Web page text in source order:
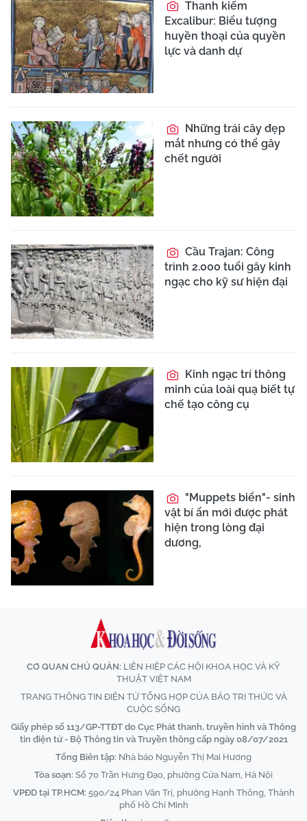
Thanh kiếm
Excalibur: Biểu tượng
huyền thoại của quyền
lực và danh dự
Những trái cây đẹp
mắt nhưng có thể gây
chết người
Cầu Trajan: Công
trình 2.000 tuổi gây kinh
ngạc cho kỹ sư hiện đại
Kinh ngạc trí thông
minh của loài quạ biết tự
chế tạo công cụ
"Muppets biển"- sinh
vật bí ẩn mới được phát
hiện trong lòng đại
dương,
CƠ QUAN CHỦ QUẢN: LIÊN HIỆP CÁC HỘI KHOA HỌC VÀ KỸ
THUẬT VIỆT NAM
TRANG THÔNG TIN ĐIỆN TỬ TỔNG HỢP CỦA BÁO TRI THỨC VÀ
CUỘC SỐNG
Giấy phép số 113/GP-TTĐT do Cục Phát thanh, truyền hình và Thông
tin điện tử - Bộ Thông tin và Truyền thông cấp ngày 08/07/2021
Tổng Biên tập: Nhà báo Nguyễn Thị Mai Hương
Tòa soạn: Số 70 Trần Hưng Đạo, phường Cửa Nam, Hà Nội
VPĐD tại TP.HCM: 590/24 Phan Văn Trị, phường Hạnh Thông, Thành
phố Hồ Chí Minh